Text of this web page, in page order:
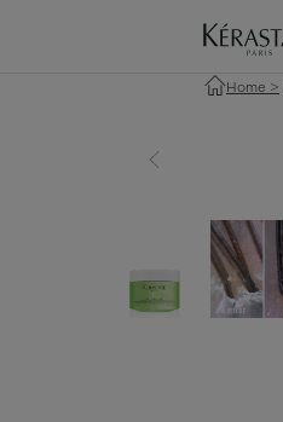
Home >